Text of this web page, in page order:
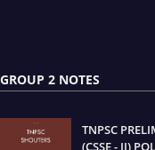
GROUP 2 NOTES
TNPSC
(CSSE - II)